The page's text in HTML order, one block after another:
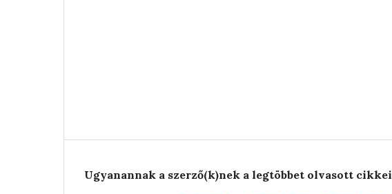
Ugyanannak a szerző(k)nek a legtöbbet olvasott cikkei